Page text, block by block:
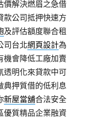
價解決燃眉之急借
款公司抵押快速方
及評估額度聯合租
司台北網頁設計為
機會降低工廠加賣
透明化來貸款中可
典押質借的低利息
新屋當舖合法安全
優質精品企業融資